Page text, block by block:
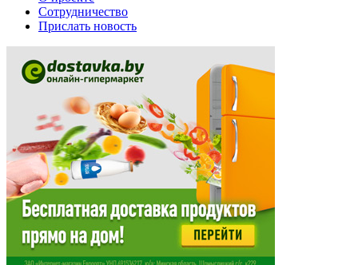
Сотрудничество
Прислать новость